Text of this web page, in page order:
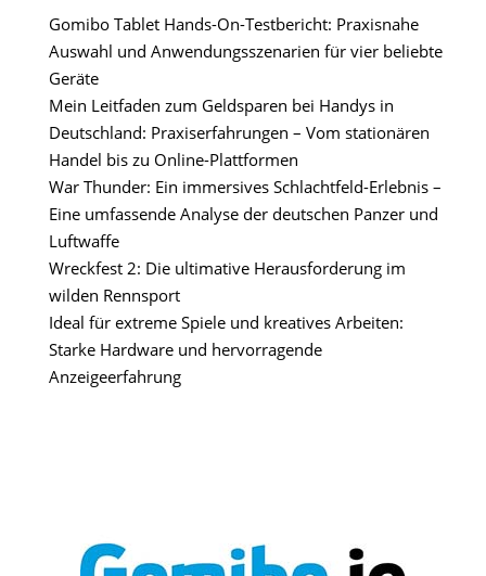
Gomibo Tablet Hands-On-Testbericht: Praxisnahe
Auswahl und Anwendungsszenarien für vier beliebte
Geräte
Mein Leitfaden zum Geldsparen bei Handys in
Deutschland: Praxiserfahrungen – Vom stationären
Handel bis zu Online-Plattformen
War Thunder: Ein immersives Schlachtfeld-Erlebnis –
Eine umfassende Analyse der deutschen Panzer und
Luftwaffe
Wreckfest 2: Die ultimative Herausforderung im
wilden Rennsport
Ideal für extreme Spiele und kreatives Arbeiten:
Starke Hardware und hervorragende
Anzeigeerfahrung